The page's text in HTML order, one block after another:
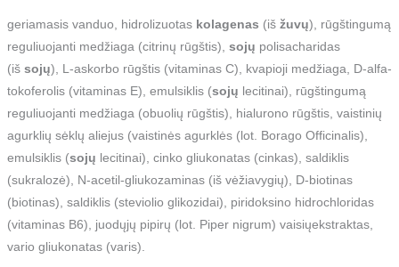
geriamasis vanduo, hidrolizuotas kolagenas (iš žuvų), rūgštingumą
reguliuojanti medžiaga (citrinų rūgštis), sojų polisacharidas
(iš sojų), L-askorbo rūgštis (vitaminas C), kvapioji medžiaga, D-alfa-
tokoferolis (vitaminas E), emulsiklis (sojų lecitinai), rūgštingumą
reguliuojanti medžiaga (obuolių rūgštis), hialurono rūgštis, vaistinių
agurklių sėklų aliejus (vaistinės agurklės (lot. Borago Officinalis),
emulsiklis (sojų lecitinai), cinko gliukonatas (cinkas), saldiklis
(sukralozė), N-acetil-gliukozaminas (iš vėžiavygių), D-biotinas
(biotinas), saldiklis (steviolio glikozidai), piridoksino hidrochloridas
(vitaminas B6), juodųjų pipirų (lot. Piper nigrum) vaisiųekstraktas,
vario gliukonatas (varis).